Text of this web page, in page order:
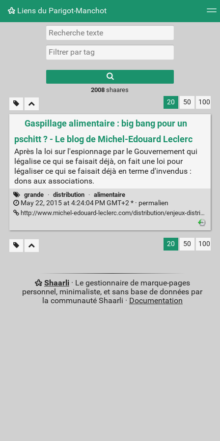
Liens du Parigot-Manchot
Nuage de tags Mur d'images
2008 shaares
20 50 100
Gaspillage alimentaire : big bang pour un
pschitt ? - Le blog de Michel-Edouard Leclerc
Après la loi sur l'espionnage par le Gouvernement qui
légalise ce qui se faisait déjà, on fait une loi pour
légaliser ce qui se faisait déjà en terme d'invendus :
dons aux associations.
grande · distribution · alimentaire
May 22, 2015 at 4:24:04 PM GMT+2 * · permalien
http://www.michel-edouard-leclerc.com/distribution/enjeux-distribution/gaspillage-alimentaire-big-bang-pour-un-pschitt/
20 50 100
Shaarli· Le gestionnaire de marque-pages
personnel, minimaliste, et sans base de données par
la communauté Shaarli · Documentation